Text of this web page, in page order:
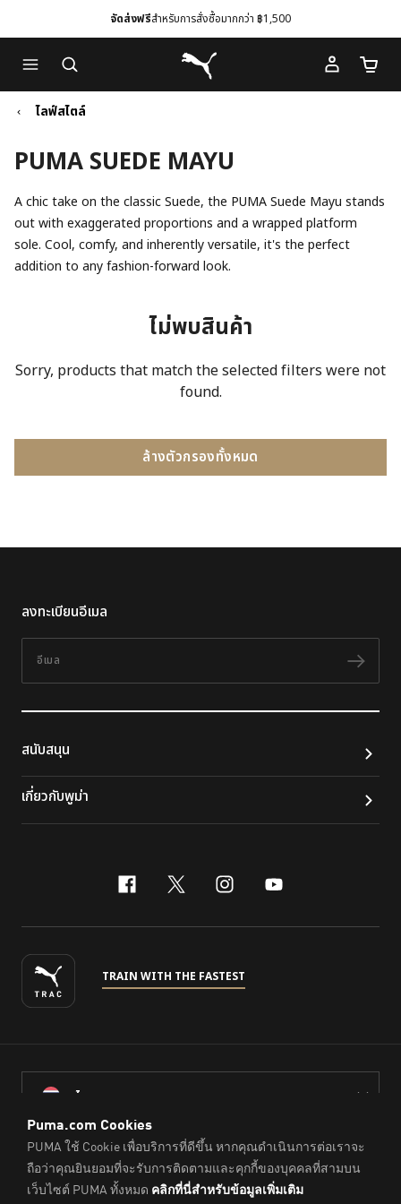
to
Main
content
to
Footer
Content
จัดส่งฟรีสำหรับการสั่งซื้อมากกว่า ฿1,500
Puma โฮม
จำนว
ไลฟ์สไตล์
PUMA SUEDE MAYU
A chic take on the classic Suede, the PUMA Suede Mayu stands
out with exaggerated proportions and a wrapped platform
sole. Cool, comfy, and inherently versatile, it's the perfect
addition to any fashion-forward look.
ไม่พบสินค้า
Sorry, products that match the selected filters were not
found.
ล้างตัวกรองทั้งหมด
ลงทะเบียนอีเมล
ติดต
สนับสนุน
เกี่ยวกับพูม่า
facebook
x-twitter
instagram
youtube
TRAIN WITH THE FASTEST
ไทย
© PUMA Sports (Thailand) Co., Ltd.,2026. All Rights Reserved.
Company Reg. No. 0105564148338